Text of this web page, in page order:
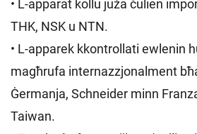
• L-apparat kollu juża ċulien
THK, NSK u NTN.
• L-apparek kkontrollati ewlenin
magħrufa internazzjonalment
Ġermanja, Schneider minn
Taiwan.